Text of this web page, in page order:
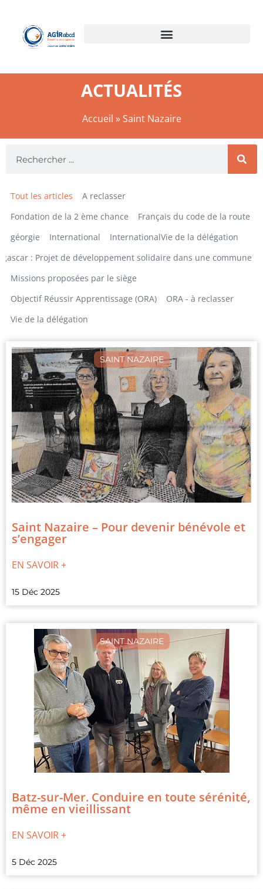
ACTUALITÉS
Accueil »Saint Nazaire
A reclasser
Fondation de la 2 ème chance
Français du code de la route
géorgie
International
InternationalVie de la délégation
: Projet de développement solidaire dans une commune
Missions proposées par le siège
Objectif Réussir Apprentissage (ORA)
ORA - à reclasser
Vie de la délégation
Tout les articles
SAINT NAZAIRE
Saint Nazaire – Pour devenir bénévole et
s’engager
EN SAVOIR +
15 Déc 2025
SAINT NAZAIRE
Batz-sur-Mer. Conduire en toute sérénité,
même en vieillissant
EN SAVOIR +
5 Déc 2025